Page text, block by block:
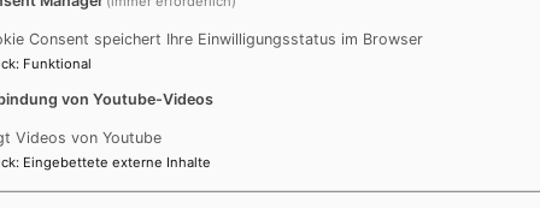
am Karfreitag zu Texten der Passionsgeschichten
Hebräer 13,12-14 am Sonntag Judika (22. März 2026, 5.
Consent speichert Ihre Einwilligungsstatus im Browser
: Funktional
von Youtube-Videos
Videos von Youtube
: Eingebettete externe Inhalte